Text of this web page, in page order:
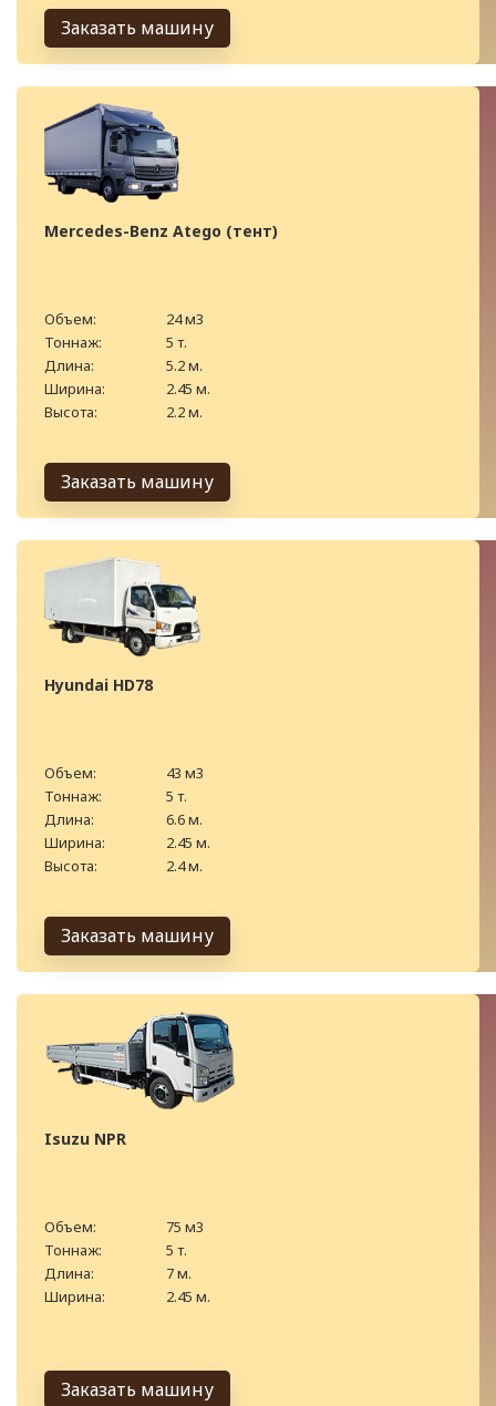
Заказать машину
Mercedes-Benz Atego (тент)
Объем:
24 м3
Тоннаж:
5 т.
Длина:
5.2 м.
Ширина:
2.45 м.
Высота:
2.2 м.
Заказать машину
Hyundai HD78
Объем:
43 м3
Тоннаж:
5 т.
Длина:
6.6 м.
Ширина:
2.45 м.
Высота:
2.4 м.
Заказать машину
Isuzu NPR
Объем:
75 м3
Тоннаж:
5 т.
Длина:
7 м.
Ширина:
2.45 м.
Заказать машину